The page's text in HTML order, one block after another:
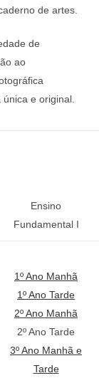
de artes.
de
ao
e original.
Ensino
Fundamental I
1º Ano Manhã
1º Ano Tarde
2º Ano Manhã
2º Ano Tarde
3º Ano Manhã e
Tarde